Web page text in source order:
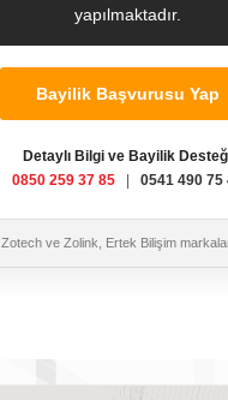
yapılmaktadır.
Bayilik Başvurusu Yap
Detaylı Bilgi ve Bayilik
0850 259 37 85
0541 490 75
Zotech ve Zolink, Ertek Bilişim